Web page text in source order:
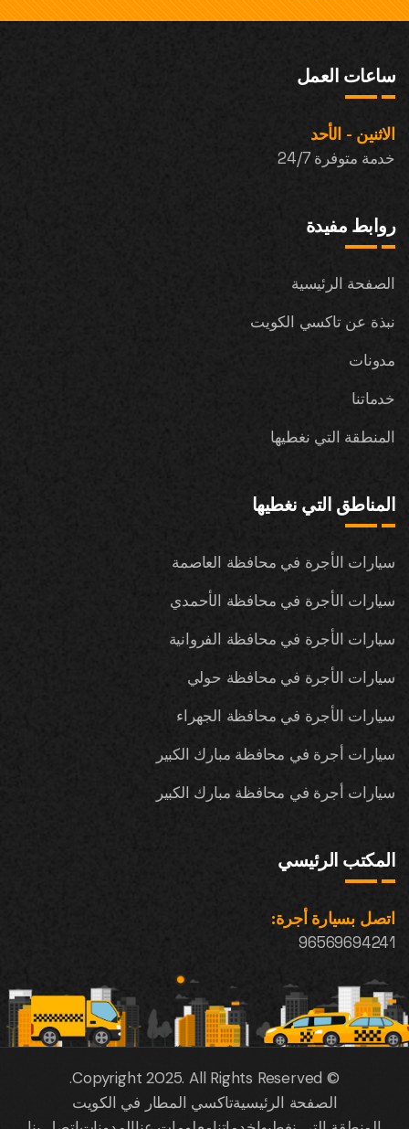
ساعات العمل
الاثنين - الأحد
خدمة متوفرة 24/7
روابط مفيدة
الصفحة الرئيسية
نبذة عن تاكسي الكويت
مدونات
خدماتنا
المنطقة التي نغطيها
المناطق التي نغطيها
سيارات الأجرة في محافظة العاصمة
سيارات الأجرة في محافظة الأحمدي
سيارات الأجرة في محافظة الفروانية
سيارات الأجرة في محافظة حولي
سيارات الأجرة في محافظة الجهراء
سيارات أجرة في محافظة مبارك الكبير
سيارات أجرة في محافظة مبارك الكبير
المكتب الرئيسي
اتصل بسيارة أجرة:
96569694241
© Copyright 2025. All Rights Reserved.
الصفحة الرئيسيةتاكسي المطار في الكويت